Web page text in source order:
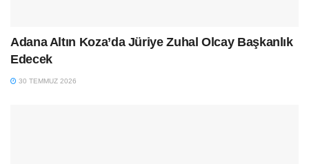
Adana Altın Koza’da Jüriye Zuhal Olcay Başkanlık
Edecek
30 TEMMUZ 2026